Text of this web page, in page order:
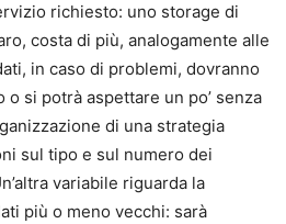
richiesto: uno storage di
costa di più, analogamente alle
in caso di problemi, dovranno
si potrà aspettare un po’ senza
di una strategia
sul tipo e sul numero dei
variabile riguarda la
più o meno vecchi: sarà